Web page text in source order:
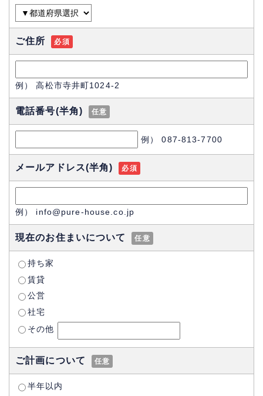
ご住所 必須
例） 高松市寺井町1024-2
電話番号(半角) 任意
例） 087-813-7700
メールアドレス(半角) 必須
例） info@pure-house.co.jp
現在のお住まいについて 任意
持ち家
賃貸
公営
社宅
その他
ご計画について 任意
半年以内